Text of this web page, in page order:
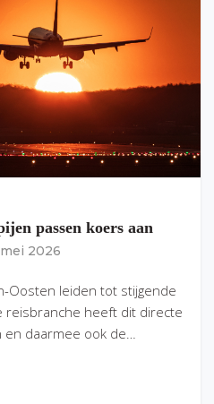
passen koers aan
2026
Oosten leiden tot stijgende
reisbranche heeft dit directe
daarmee ook de…